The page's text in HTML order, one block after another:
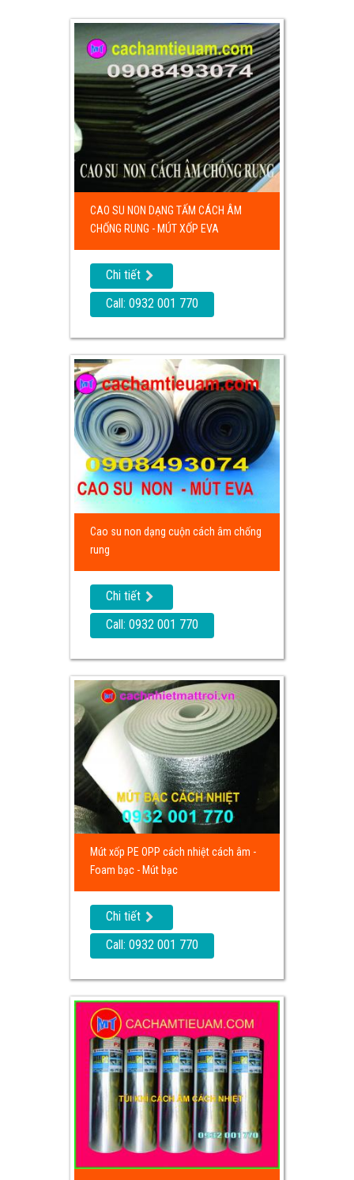
CAO SU NON DẠNG TẤM CÁCH ÂM
CHỐNG RUNG - MÚT XỐP EVA
Chi tiết
Call: 0932 001 770
Cao su non dạng cuộn cách âm chống
rung
Chi tiết
Call: 0932 001 770
Mút xốp PE OPP cách nhiệt cách âm -
Foam bạc - Mút bạc
Chi tiết
Call: 0932 001 770